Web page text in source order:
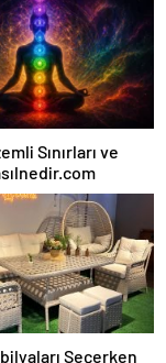
Sınırları ve
Seçerken